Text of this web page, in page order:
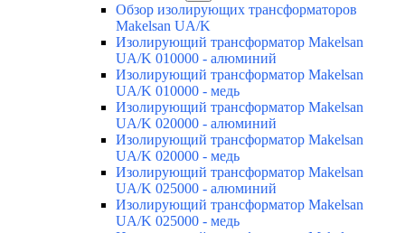
Обзор изолирующих трансформаторов
Makelsan UA/K
Изолирующий трансформатор Makelsan
UA/K 010000 - алюминий
Изолирующий трансформатор Makelsan
UA/K 010000 - медь
Изолирующий трансформатор Makelsan
UA/K 020000 - алюминий
Изолирующий трансформатор Makelsan
UA/K 020000 - медь
Изолирующий трансформатор Makelsan
UA/K 025000 - алюминий
Изолирующий трансформатор Makelsan
UA/K 025000 - медь